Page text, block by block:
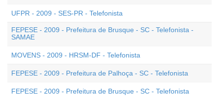
UFPR - 2009 - SES-PR - Telefonista
FEPESE - 2009 - Prefeitura de Brusque - SC - Telefonista -
SAMAE
MOVENS - 2009 - HRSM-DF - Telefonista
FEPESE - 2009 - Prefeitura de Palhoça - SC - Telefonista
FEPESE - 2009 - Prefeitura de Brusque - SC - Telefonista